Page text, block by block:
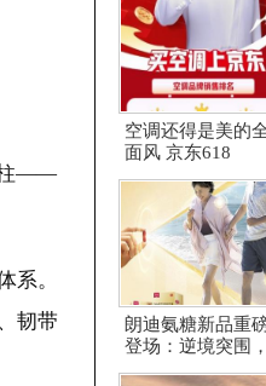
柱——
系。
韧带
空调还得是美的
面风 京东618
朗迪氨糖新品重
登场：逆境突围，